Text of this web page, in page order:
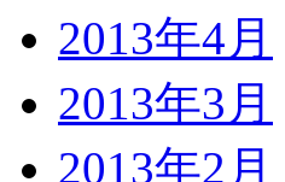
2013年4月
2013年3月
2013年2月